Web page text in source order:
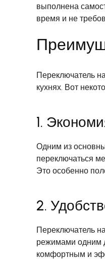
выполнена
время и не
Переключатель
кухнях. Вот
1.
Одним из
переключаться
Это особенно
2.
Переключатель
режимами одним
комфортным и